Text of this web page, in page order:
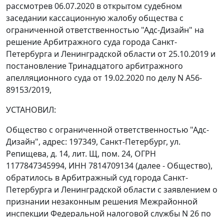
рассмотрев 06.07.2020 в открытом судебном
заседании кассационную жалобу общества с
ограниченной ответственностью "Адс-Дизайн" на
решение Арбитражного суда города Санкт-
Петербурга и Ленинградской области от 25.10.2019 и
постановление Тринадцатого арбитражного
апелляционного суда от 19.02.2020 по делу N А56-
89153/2019,
УСТАНОВИЛ:
Общество с ограниченной ответственностью "Адс-
Дизайн", адрес: 197349, Санкт-Петербург, ул.
Репищева, д. 14, лит. Щ, пом. 24, ОГРН
1177847345994, ИНН 7814709134 (далее - Общество),
обратилось в Арбитражный суд города Санкт-
Петербурга и Ленинградской области с заявлением о
признании незаконным решения Межрайонной
инспекции Федеральной налоговой службы N 26 по